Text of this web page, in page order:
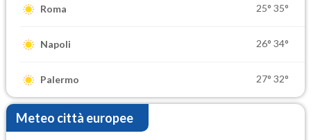
Roma 25° 35°
Napoli 26° 34°
Palermo 27° 32°
Meteo città europee